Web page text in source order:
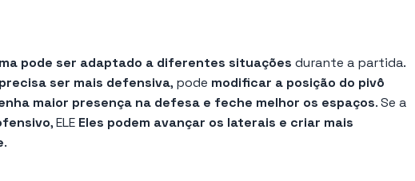
pode ser adaptado a diferentes situações durante a partida.
ser mais defensiva, pode modificar a posição do pivô
maior presença na defesa e feche melhor os espaços. Se a
, ELE Eles podem avançar os laterais e criar mais
.